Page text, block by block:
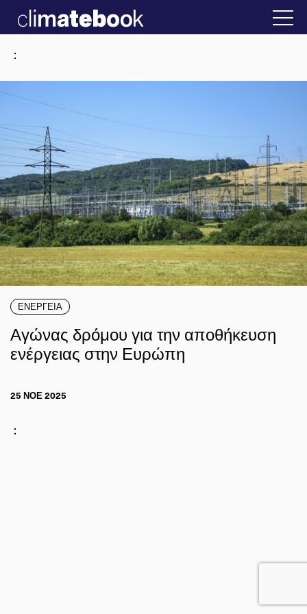
Ελλάδα 22 ΙΑΝ 2026 2025 Η άβολη
:
ΕΝΕΡΓΕΙΑ
Αγώνας δρόμου για την αποθήκευση
ενέργειας στην Ευρώπη
25 ΝΟΕ 2025
: